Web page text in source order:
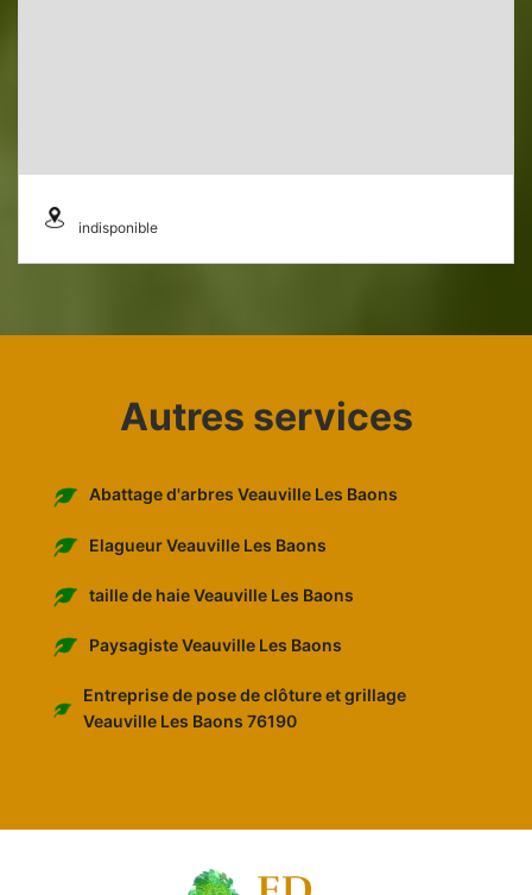
indisponible
Autres services
Abattage d'arbres Veauville Les Baons
Elagueur Veauville Les Baons
taille de haie Veauville Les Baons
Paysagiste Veauville Les Baons
Entreprise de pose de clôture et grillage
Veauville Les Baons 76190